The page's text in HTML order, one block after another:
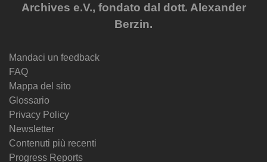
Archives e.V., fondato dal dott. Alexander
Berzin.
Mandaci un feedback
FAQ
Mappa del sito
Glossario
Privacy Policy
Newsletter
Contenuti più recenti
Progress Reports